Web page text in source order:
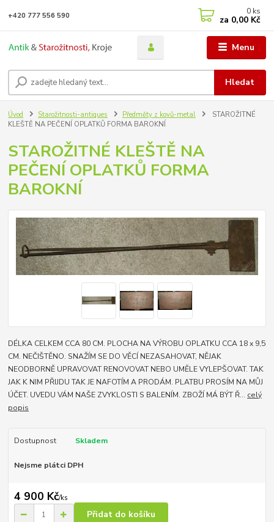
Menu
Hledat
+420 777 556 590 0 ks
za 0,00 Kč
Úvod Starožitnosti-antiques Předměty z kovů-metal
STAROŽITNÉ
KLEŠTĚ NA PEČENÍ OPLATKŮ FORMA BAROKNÍ
STAROŽITNÉ KLEŠTĚ NA
PEČENÍ OPLATKŮ FORMA
BAROKNÍ
DÉLKA CELKEM CCA 80 CM. PLOCHA NA VÝROBU OPLATKU CCA 18 x 9,5
CM. NEČIŠTĚNO. SNAŽÍM SE DO VĚCÍ NEZASAHOVAT, NĚJAK
NEODBORNĚ UPRAVOVAT RENOVOVAT NEBO UMĚLE VYLEPŠOVAT. TAK
JAK K NIM PŘIJDU TAK JE NAFOTÍM A PRODÁM. PLATBU PROSÍM NA MŮJ
ÚČET. UVEDU VÁM NAŠE ZVYKLOSTI S BALENÍM. ZBOŽÍ MÁ BÝT Ř... celý
popis
Dostupnost Skladem
Nejsme plátci DPH
4 900 Kč/ks
Přidat do košíku